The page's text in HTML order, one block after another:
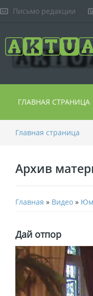
Письмо редакции
ГЛАВНАЯ СТРАНИЦА
Главная страница
Архив
Главная » Видео »
Дай отпор